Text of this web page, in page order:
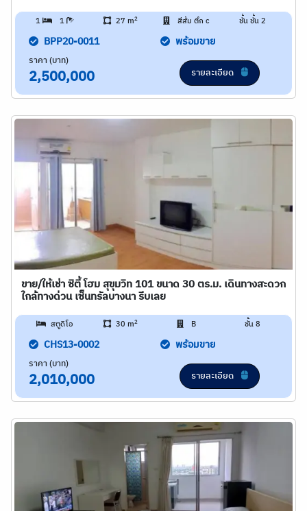
1 1 27 m2 สีส้ม ตึก c ชั้น ชั้น 2
BPP20-0011 พร้อมขาย
ราคา (บาท)
2,500,000 รายละเอียด
ขาย/ให้เช่า ซิตี้ โฮม สุขุมวิท 101 ขนาด 30 ตร.ม. เดินทางสะดวก
ใกล้ทางด่วน เซ็นทรัลบางนา รีบเลย
สตูดิโอ 30 m2 B ชั้น 8
CHS13-0002 พร้อมขาย
ราคา (บาท)
2,010,000 รายละเอียด